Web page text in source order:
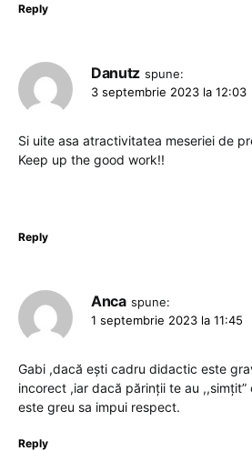
Reply
Danutz spune:
3 septembrie 2023 la 12:03
Si uite asa atractivitatea meseriei de
Keep up the good work!!
Reply
Anca spune:
1 septembrie 2023 la 11:45
Gabi ,dacă ești cadru didactic este
incorect ,iar dacă părinții te au
este greu sa impui respect.
Reply